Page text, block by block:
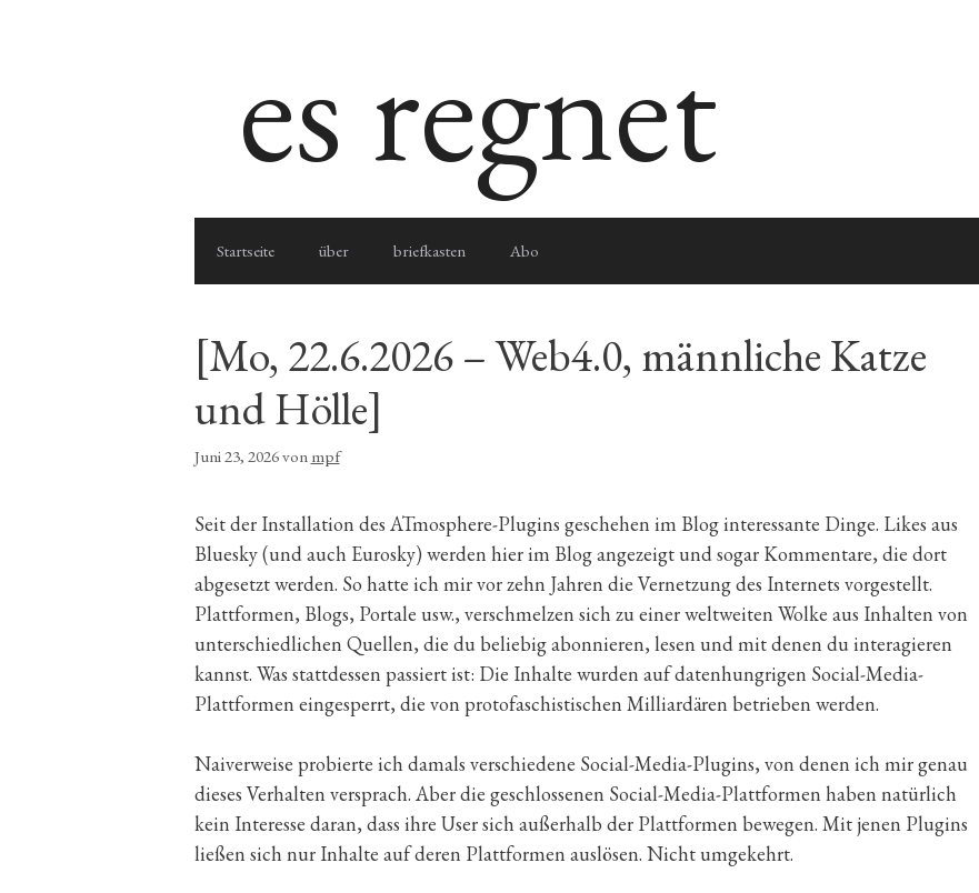
es regnet
Startseite über briefkasten Abo
[Mo, 22.6.2026 – Web4.0, männliche Katze
und Hölle]
Juni 23, 2026von mpf
Seit der Installation des ATmosphere-Plugins geschehen im Blog interessante Dinge. Likes aus
Bluesky (und auch Eurosky) werden hier im Blog angezeigt und sogar Kommentare, die dort
abgesetzt werden. So hatte ich mir vor zehn Jahren die Vernetzung des Internets vorgestellt.
Plattformen, Blogs, Portale usw., verschmelzen sich zu einer weltweiten Wolke aus Inhalten von
unterschiedlichen Quellen, die du beliebig abonnieren, lesen und mit denen du interagieren
kannst. Was stattdessen passiert ist: Die Inhalte wurden auf datenhungrigen Social-Media-
Plattformen eingesperrt, die von protofaschistischen Milliardären betrieben werden.
Naiverweise probierte ich damals verschiedene Social-Media-Plugins, von denen ich mir genau
dieses Verhalten versprach. Aber die geschlossenen Social-Media-Plattformen haben natürlich
kein Interesse daran, dass ihre User sich außerhalb der Plattformen bewegen. Mit jenen Plugins
ließen sich nur Inhalte auf deren Plattformen auslösen. Nicht umgekehrt.